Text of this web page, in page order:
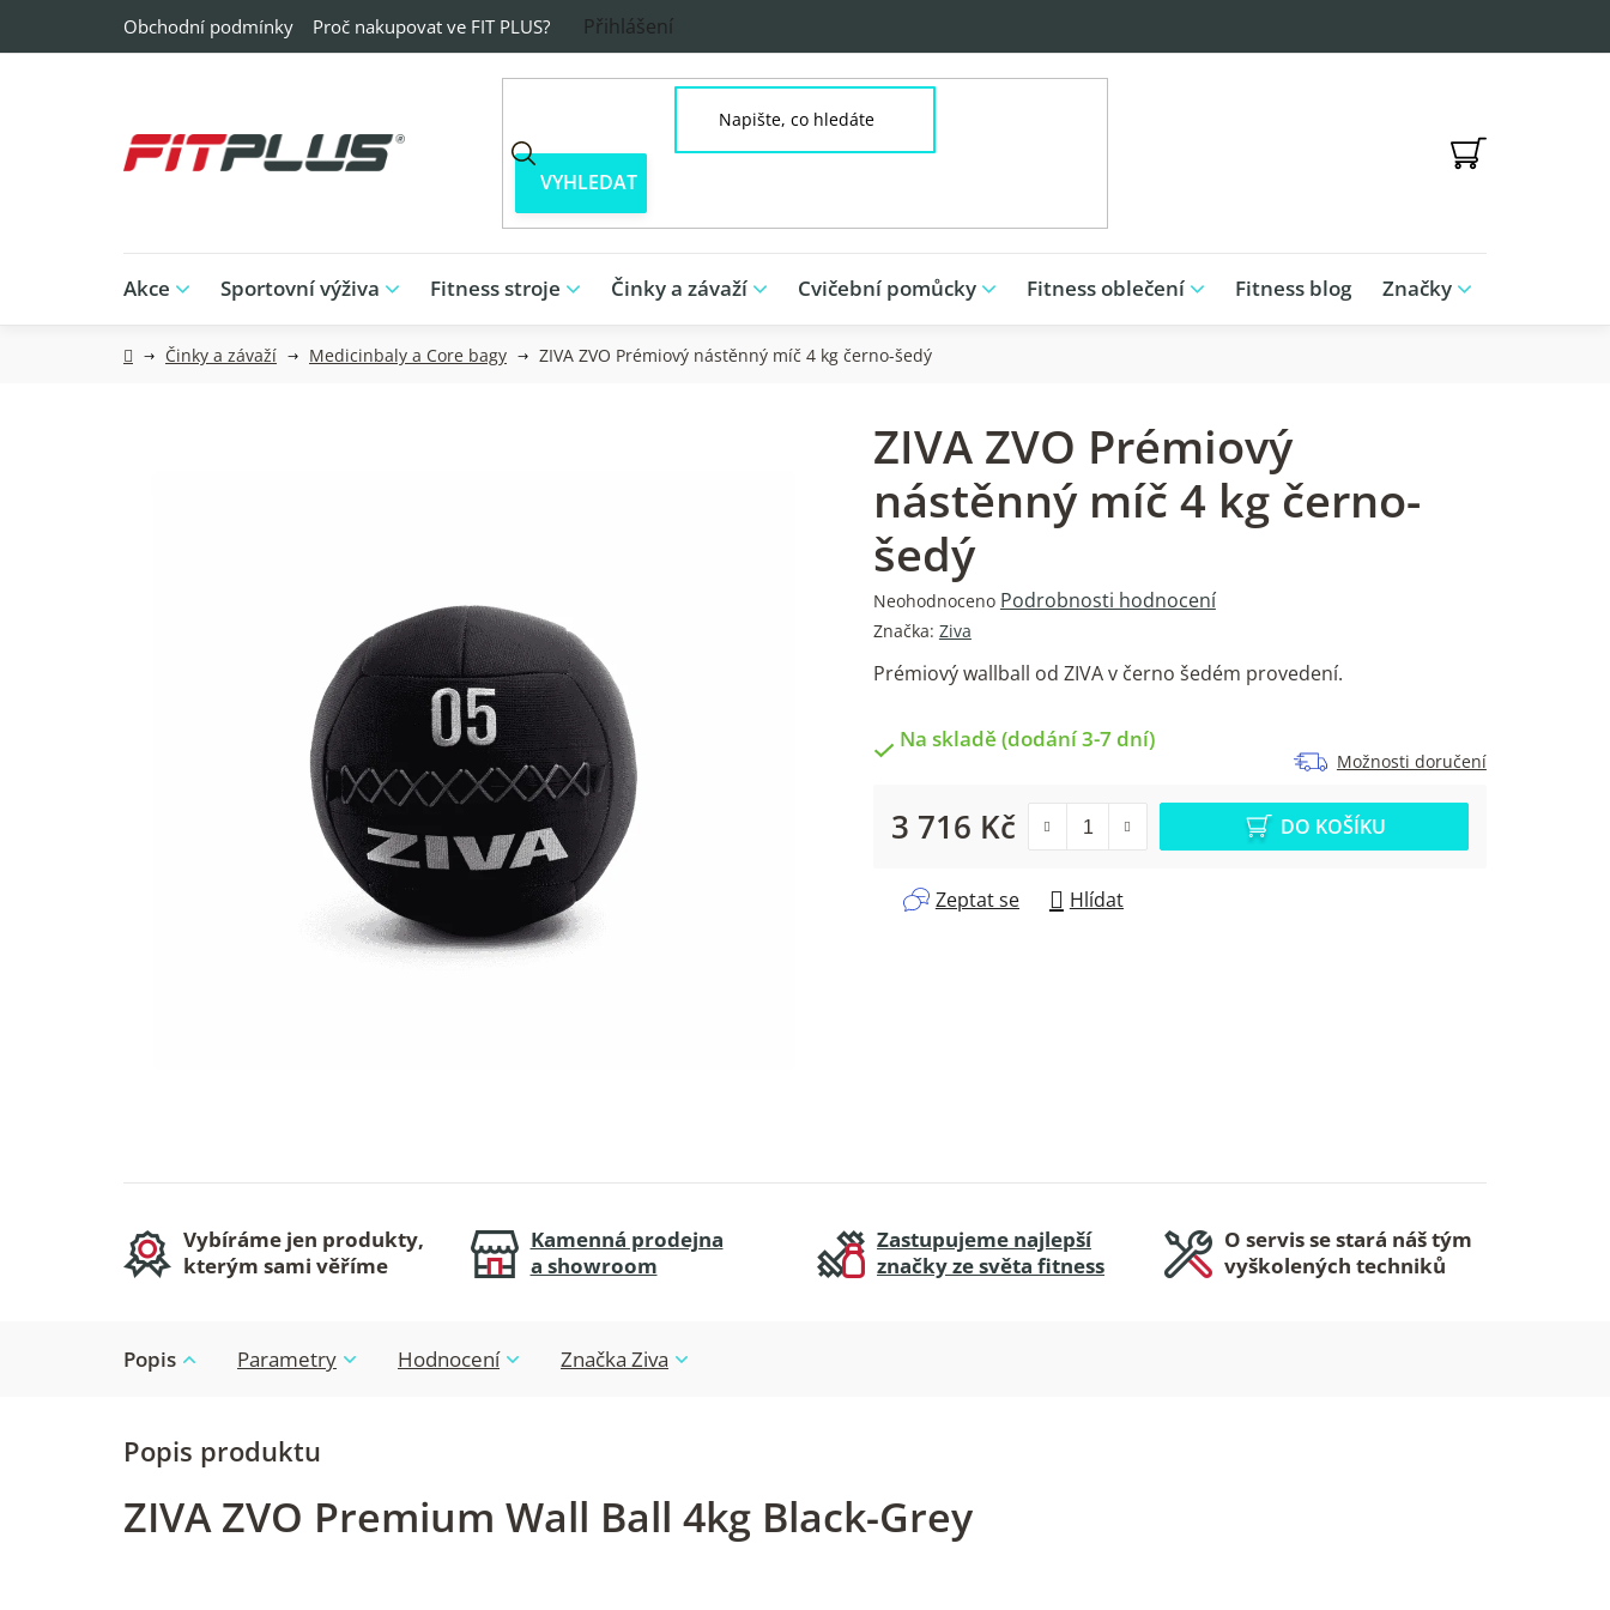
Obchodní podmínky Proč nakupovat ve FIT PLUS? Přihlášení
NÁKUPNÍ
Akce Sportovní výživa Fitness stroje Činky a závaží Cvičební pomůcky Fitness oblečení Fitness blog Značky
DomůČinky a závaží Medicinbaly a Core bagy ZIVA ZVO Prémiový nástěnný míč 4 kg černo-šedý
ZIVA ZVO Prémiový
nástěnný míč 4 kg černo-
šedý
Průměrné
hodnocení
je
5
Neohodnoceno Podrobnosti hodnocení
Značka: Ziva
Prémiový wallball od ZIVA v černo šedém provedení.
Na skladě (dodání 3-7 dní)
Možnosti doručení
3 716 Kč DO KOŠÍKU
Zeptat se Hlídat
Vybíráme jen produkty,
kterým sami věříme
Kamenná prodejna
a showroom
Zastupujeme najlepší
značky ze světa fitness
O servis se stará náš tým
vyškolených techniků
Popis Parametry Hodnocení Značka Ziva
ZIVA ZVO Premium Wall Ball 4kg Black-Grey